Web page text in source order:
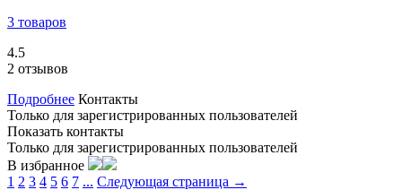
3 товаров
4.5
2 отзывов
Подробнее Контакты
Только для зарегистрированных пользователей
Показать контакты
Только для зарегистрированных пользователей
В избранное
1 2 3 4 5 6 7 ... Следующая страница →